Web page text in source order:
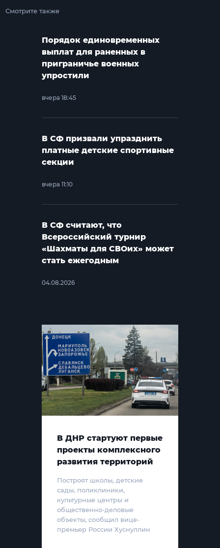
Смотрите также
Порядок единовременных
выплат для раненных в
приграничье военных
упростили
вчера 18:45
В СФ призвали упразднить
платные детские спортивные
секции
вчера 11:10
В СФ считают, что
Всероссийский турнир
«Шахматы для СВОих» может
стать ежегодным
04.08.2026
В ДНР стартуют первые
проекты комплексного
развития территорий
Построят школы, детские
сады, поликлиники,
культурные центры и
общественно-деловые
объекты, сообщил вице-
премьер России Хуснуллин